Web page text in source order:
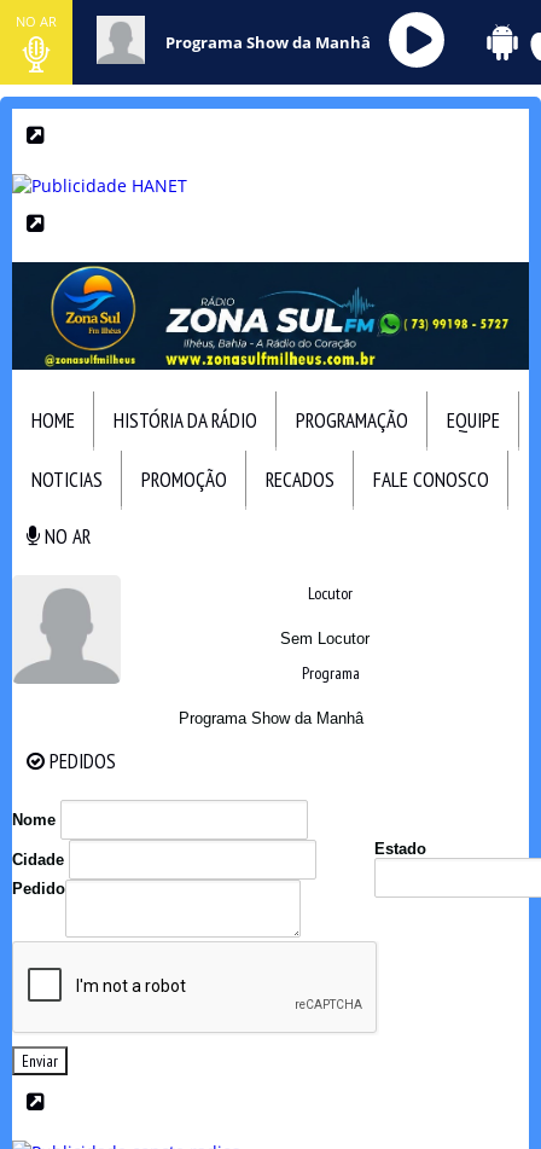
NO AR
Programa Show da Manhâ
HOME HISTÓRIA DA RÁDIO PROGRAMAÇÃO EQUIPE
NOTICIAS PROMOÇÃO RECADOS FALE CONOSCO
NO AR
Locutor
Sem Locutor
Programa
Programa Show da Manhâ
PEDIDOS
Nome
Cidade
Estado
Pedido
Enviar